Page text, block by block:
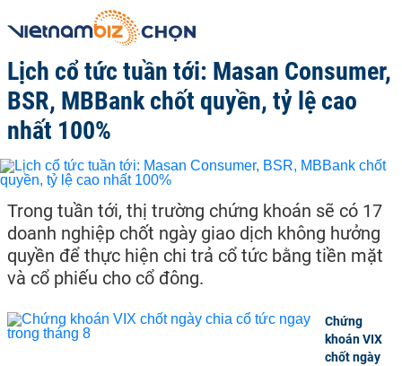
Lịch cổ tức tuần tới: Masan Consumer,
BSR, MBBank chốt quyền, tỷ lệ cao
nhất 100%
Trong tuần tới, thị trường chứng khoán sẽ có 17
doanh nghiệp chốt ngày giao dịch không hưởng
quyền để thực hiện chi trả cổ tức bằng tiền mặt
và cổ phiếu cho cổ đông.
Chứng
khoán VIX
chốt ngày